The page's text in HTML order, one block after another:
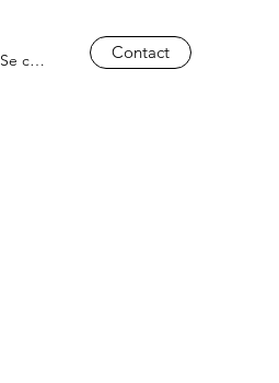
Se connecter Contact